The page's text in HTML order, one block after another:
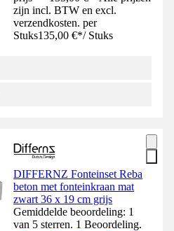
zijn incl. BTW en excl.
verzendkosten. per
Stuks135,00 €*/ Stuks
DIFFERNZ Fonteinset Reba
beton met fonteinkraan mat
zwart 36 x 19 cm grijs
Gemiddelde beoordeling: 1
van 5 sterren. 1 Beoordeling.